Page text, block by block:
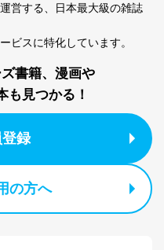
営する、
日本最大級の雑誌
ビスに特化しています。
書籍、漫画や
も見つかる！
録
の方へ